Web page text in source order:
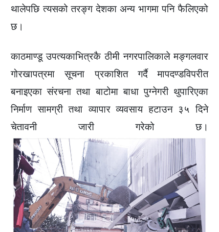
थालेपछि त्यसको तरङ्ग देशका अन्य भागमा पनि फैलिएको
छ।
काठमाण्डू उपत्यकाभित्रकै ठीमी नगरपालिकाले मङ्गलवार
गोरखापत्रमा सूचना प्रकाशित गर्दै मापदण्डविपरीत
बनाइएका संरचना तथा बाटोमा बाधा पुग्नेगरी थुपारिएका
निर्माण सामग्री तथा व्यापार व्यवसाय हटाउन ३५ दिने
चेतावनी जारी गरेको छ।